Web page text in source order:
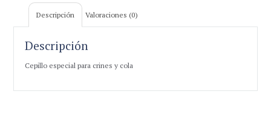
Descripción Valoraciones (0)
Descripción
Cepillo especial para crines y cola